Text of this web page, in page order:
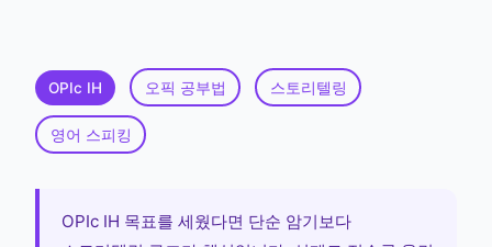
OPIc IH 오픽 공부법 스토리텔링
영어 스피킹
OPIc IH 목표를 세웠다면 단순 암기보다